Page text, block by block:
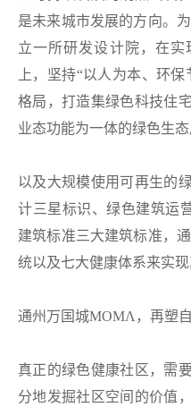
是未来城市发展的方向。
立一所研发设计院，在
上，坚持“以人为本、环
格局，打造集绿色科技住
业态功能为一体的绿色生态
以及大规模使用可再生的
计三星标识、绿色建筑运
建筑标准三大建筑标准，
统以及七大健康体系来实现
通州万国城MOMΛ，再塑
真正的绿色健康社区，需
分地发掘社区空间的价值